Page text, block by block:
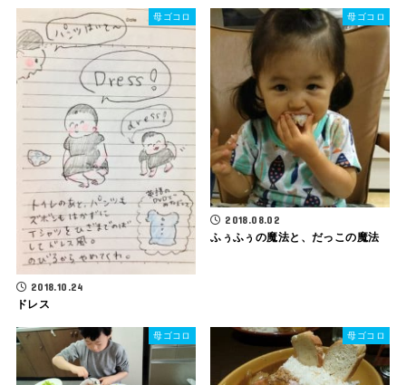
母ゴコロ
2018.10.24
ドレス
母ゴコロ
2018.08.02
ふぅふぅの魔法と、だっこの魔法
母ゴコロ 母ゴコロ